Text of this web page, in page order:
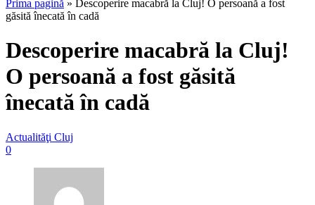
Prima pagină » Descoperire macabră la Cluj! O persoană a fost
găsită înecată în cadă
Descoperire macabră la Cluj!
O persoană a fost găsită
înecată în cadă
Actualităţi Cluj
0